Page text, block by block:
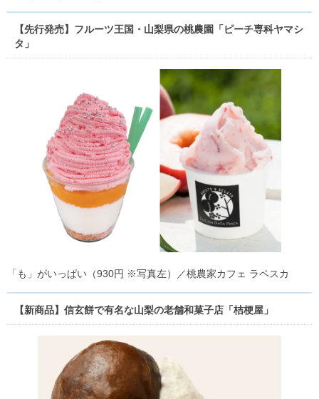
【先行発売】フルーツ王国・山梨県の桃農園「ピーチ専科ヤマシ
タ」
「も」がいっぱい（930円 ※写真左）／桃農家カフェ ラペスカ
【新商品】信玄餅で有名な山梨の老舗和菓子店「桔梗屋」